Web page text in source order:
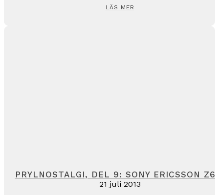
LÄS MER
PRYLNOSTALGI, DEL 9: SONY ERICSSON
21 juli 2013